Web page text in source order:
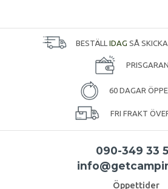
BESTÄLL IDAG SÅ
60 DAGAR
FRI FRAKT
090-349 33
Öppettider